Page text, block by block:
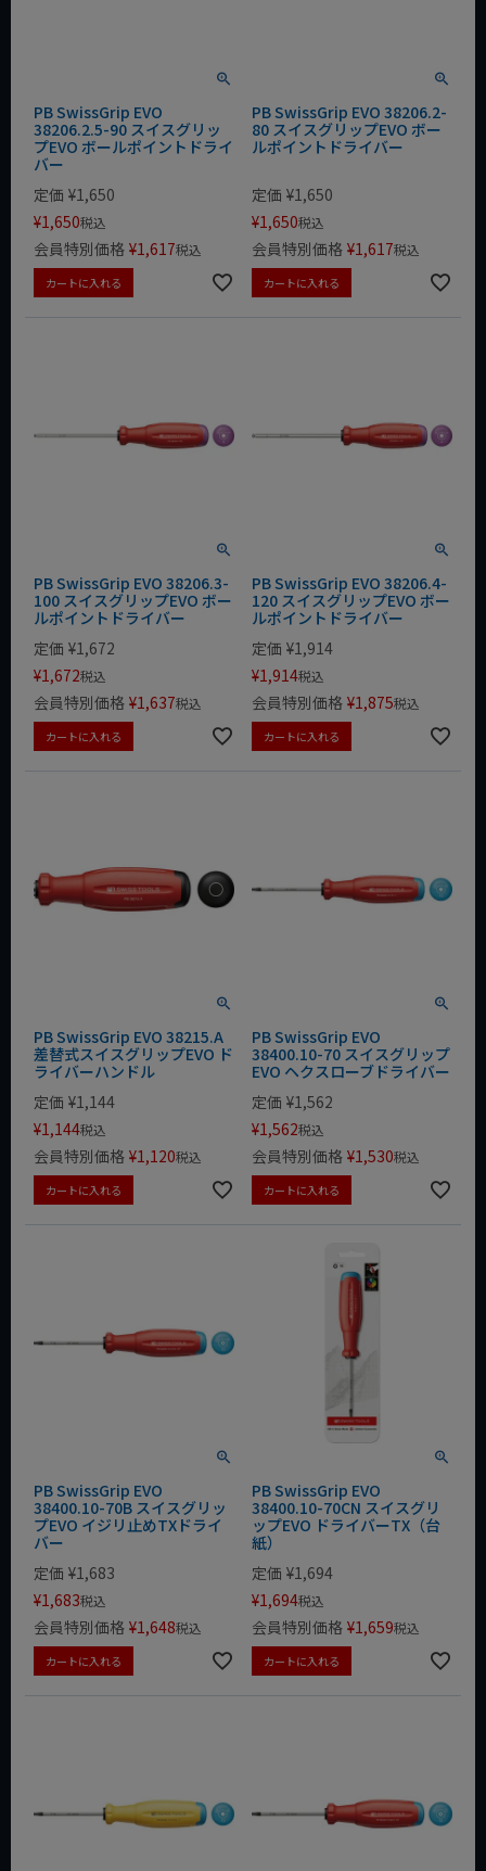
PB SwissGrip EVO
38206.2.5-90 スイスグリッ
プEVO ボールポイントドライ
バー
定価 ¥1,650
¥1,650税込
会員特別価格 ¥1,617税込
カートに入れる
PB SwissGrip EVO 38206.2-
80 スイスグリップEVO ボー
ルポイントドライバー
定価 ¥1,650
¥1,650税込
会員特別価格 ¥1,617税込
カートに入れる
PB SwissGrip EVO 38206.3-
100 スイスグリップEVO ボー
ルポイントドライバー
定価 ¥1,672
¥1,672税込
会員特別価格 ¥1,637税込
カートに入れる
PB SwissGrip EVO 38206.4-
120 スイスグリップEVO ボー
ルポイントドライバー
定価 ¥1,914
¥1,914税込
会員特別価格 ¥1,875税込
カートに入れる
PB SwissGrip EVO 38215.A
差替式スイスグリップEVO ド
ライバーハンドル
定価 ¥1,144
¥1,144税込
会員特別価格 ¥1,120税込
カートに入れる
PB SwissGrip EVO
38400.10-70 スイスグリップ
EVO ヘクスローブドライバー
定価 ¥1,562
¥1,562税込
会員特別価格 ¥1,530税込
カートに入れる
PB SwissGrip EVO
38400.10-70B スイスグリッ
プEVO イジリ止めTXドライ
バー
定価 ¥1,683
¥1,683税込
会員特別価格 ¥1,648税込
カートに入れる
PB SwissGrip EVO
38400.10-70CN スイスグリ
ップEVO ドライバーTX（台
紙）
定価 ¥1,694
¥1,694税込
会員特別価格 ¥1,659税込
カートに入れる